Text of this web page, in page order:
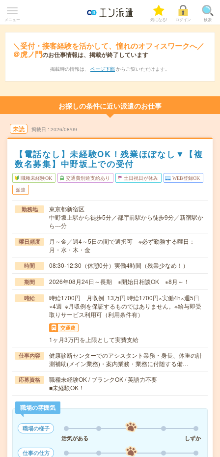
メニュー 気になる! ログイン 検索
＼受付・接客経験を活かして、憧れのオフィスワークへ／
＠虎ノ門のお仕事情報は、掲載が終了しています
掲載時の情報は、 ページ下部 からご覧いただけます。
お探しの条件に近い派遣のお仕事
未読 掲載日 2026/08/09
【電話なし】未経験OK！残業ほぼなし▼【複
数名募集】中野坂上での受付
職種未経験OK 交通費別途支給あり 土日祝日が休み WEB登録OK
派遣
勤務地
東京都新宿区
中野坂上駅から徒歩5分／都庁前駅から徒歩9分／新宿駅か
ら---分
曜日頻度
月～金／週4～5日の間で選択可 ※必ず勤務する曜日：
月・水・木・金
時間 08:30-12:30（休憩0分）実働4時間（残業少なめ！）
期間 2026年08月24日～長期 ※開始日相談OK ※8月～！
時給
時給1700円 月収例 13万円 時給1700円×実働4h×週5日
×4週 ※月収例を保証するものではありません。※給与即受
取りサービス利用可（利用条件有）
交通費
1ヶ月3万円を上限として実費支給
仕事内容
健康診断センターでのアシスタント業務・身長、体重の計
測補助(メイン業務)・案内業務・業務に付随する備…
応募資格
職種未経験OK / ブランクOK / 英語力不要
■未経験OK！
職場の雰囲気
職場の様子
活気がある
しずか
仕事の仕方